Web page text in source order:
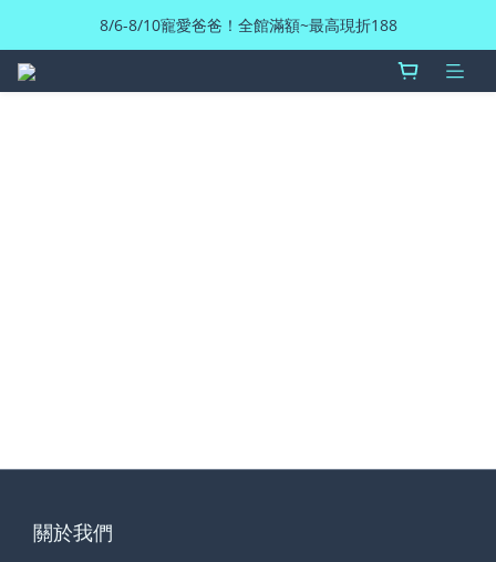
8/6-8/10寵愛爸爸！全館滿額~最高現折188
關於我們